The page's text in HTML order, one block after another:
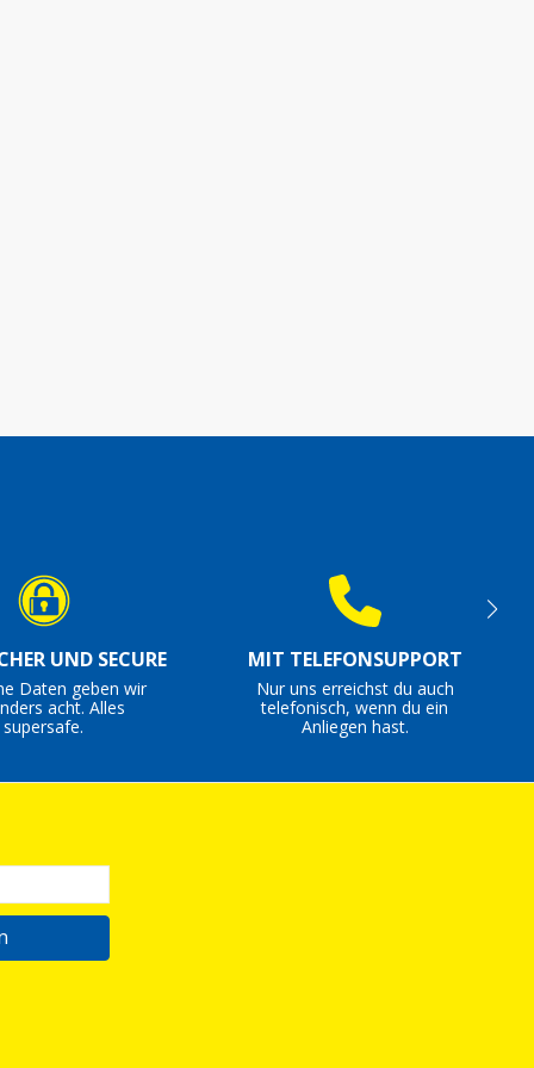
UND SECURE
Daten geben wir
acht. Alles
supersafe.
MIT TELEFONSUPPORT
Nur uns erreichst du auch
telefonisch, wenn du ein
Anliegen hast.